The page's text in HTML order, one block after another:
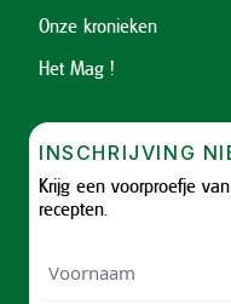
Onze kronieken
Het Mag !
INSCHRIJVING
Krijg een voorproefje
recepten.